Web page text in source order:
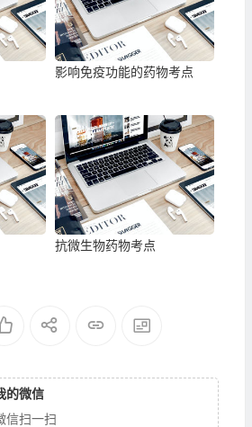
影响免疫功能的药物考点
抗微生物药物考点
的微信
信扫一扫